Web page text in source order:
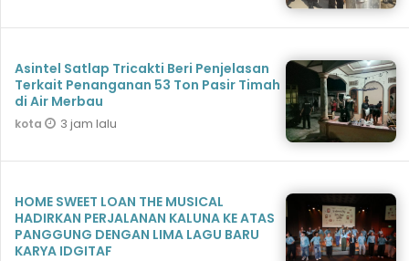
Asintel Satlap Tricakti Beri Penjelasan
Terkait Penanganan 53 Ton Pasir Timah
di Air Merbau
kota 3 jam lalu
HOME SWEET LOAN THE MUSICAL
HADIRKAN PERJALANAN KALUNA KE ATAS
PANGGUNG DENGAN LIMA LAGU BARU
KARYA IDGITAF